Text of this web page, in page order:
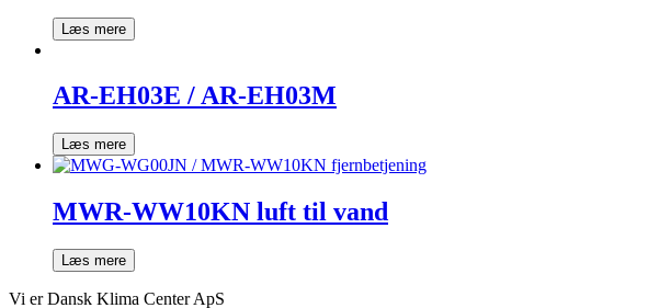
Læs mere
AR-EH03E / AR-EH03M
Læs mere
MWR-WW10KN luft til vand
Læs mere
Vi er Dansk Klima Center ApS